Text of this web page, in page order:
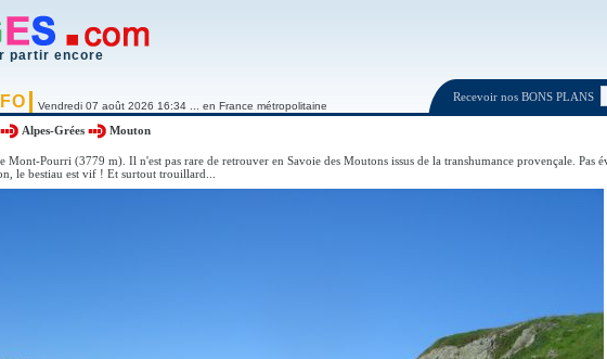
partir encore
Vendredi 07 août 2026 16:34 ... en France métropolitaine
Recevoir nos BONS PLANS
Alpes-Grées Mouton
Mont-Pourri (3779 m). Il n'est pas rare de retrouver en Savoie des Moutons issus de la transhumance provençale. Pas
le bestiau est vif ! Et surtout trouillard...